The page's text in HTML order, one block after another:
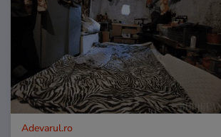
Adevarul.ro